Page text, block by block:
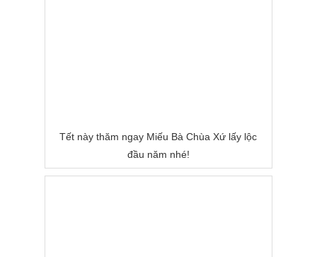
Tết này thăm ngay Miếu Bà Chùa Xứ lấy lộc
đầu năm nhé!